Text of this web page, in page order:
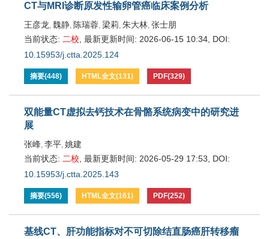
CT与MRI诊断原发性输卵管癌临床案例分析
王彦龙, 魏静, 陈瑞蓉, 梁莉, 朱大林, 张士朋
当前状态: 二校 最新更新时间: 2026-06-15 10:34 DOI:
10.15953/j.ctta.2025.124
摘要(448) HTML全文(131) PDF(329)
双能量CT虚拟去钙技术在骨骼系统病变中的研究进
展
张峰, 李平, 姚建
当前状态: 二校 最新更新时间: 2026-05-29 17:53
DOI:
10.15953/j.ctta.2025.143
摘要(556) HTML全文(161) PDF(252)
基线CT、肝功能指标对不可切除结直肠癌肝转移瘤